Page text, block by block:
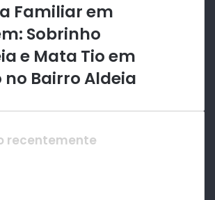
Familiar em
Sobrinho
e Mata Tio em
Bairro Aldeia
recentemente